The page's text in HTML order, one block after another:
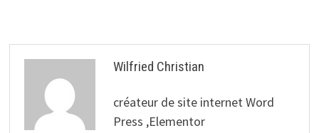
Wilfried Christian
créateur de site internet Word
Press ,Elementor